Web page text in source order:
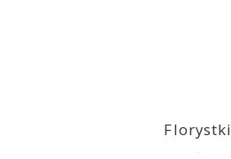
Florystki